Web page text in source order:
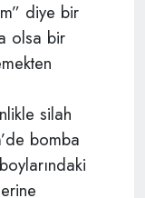
diye bir
olsa bir
silah
bomba